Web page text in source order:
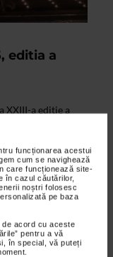
funcționarea acestui
cum se navighează
care funcționează site-
în cazul căutărilor,
noștri folosesc
pe baza
de acord cu aceste
pentru a vă
în special, vă puteți
editia a
XXIII-a editie a
prezentat de...